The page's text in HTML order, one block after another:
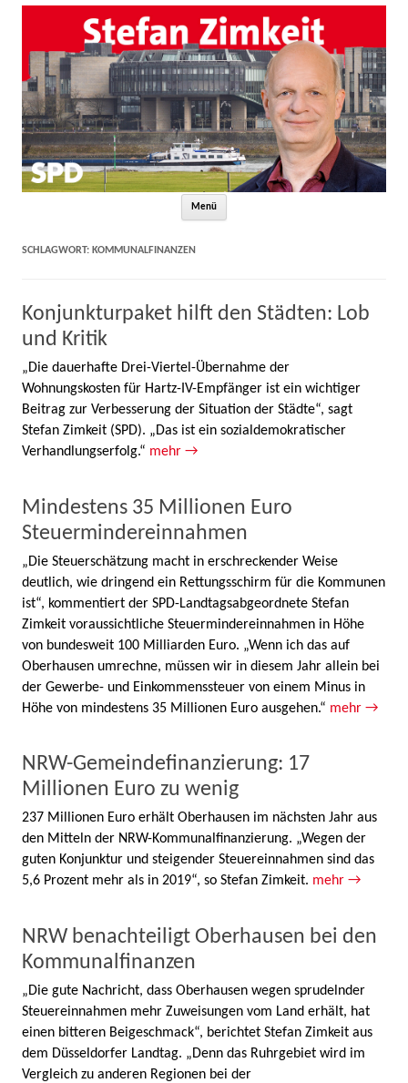
Menü
SCHLAGWORT: KOMMUNALFINANZEN
Konjunkturpaket hilft den Städten: Lob
und Kritik
„Die dauerhafte Drei-Viertel-Übernahme der
Wohnungskosten für Hartz-IV-Empfänger ist ein wichtiger
Beitrag zur Verbesserung der Situation der Städte“, sagt
Stefan Zimkeit (SPD). „Das ist ein sozialdemokratischer
Verhandlungserfolg.“ mehr →
Mindestens 35 Millionen Euro
Steuermindereinnahmen
„Die Steuerschätzung macht in erschreckender Weise
deutlich, wie dringend ein Rettungsschirm für die Kommunen
ist“, kommentiert der SPD-Landtagsabgeordnete Stefan
Zimkeit voraussichtliche Steuermindereinnahmen in Höhe
von bundesweit 100 Milliarden Euro. „Wenn ich das auf
Oberhausen umrechne, müssen wir in diesem Jahr allein bei
der Gewerbe- und Einkommenssteuer von einem Minus in
Höhe von mindestens 35 Millionen Euro ausgehen.“ mehr →
NRW-Gemeindefinanzierung: 17
Millionen Euro zu wenig
237 Millionen Euro erhält Oberhausen im nächsten Jahr aus
den Mitteln der NRW-Kommunalfinanzierung. „Wegen der
guten Konjunktur und steigender Steuereinnahmen sind das
5,6 Prozent mehr als in 2019“, so Stefan Zimkeit. mehr →
NRW benachteiligt Oberhausen bei den
Kommunalfinanzen
„Die gute Nachricht, dass Oberhausen wegen sprudelnder
Steuereinnahmen mehr Zuweisungen vom Land erhält, hat
einen bitteren Beigeschmack“, berichtet Stefan Zimkeit aus
dem Düsseldorfer Landtag. „Denn das Ruhrgebiet wird im
Vergleich zu anderen Regionen bei der